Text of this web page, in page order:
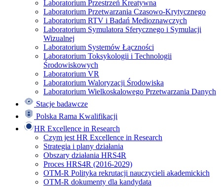
Laboratorium Przestrzeń Kreatywna
Laboratorium Przetwarzania Czasowo-Krytycznego
Laboratorium RTV i Badań Medioznawczych
Laboratorium Symulatora Sferycznego i Symulacji
Wizualnej
Laboratorium Systemów Łączności
Laboratorium Toksykologii i Technologii
Środowiskowych
Laboratorium VR
Laboratorium Waloryzacji Środowiska
Laboratorium Wielkoskalowego Przetwarzania Danych
Stacje badawcze
Polska Rama Kwalifikacji
HR Excellence in Research
Czym jest HR Excellence in Research
Strategia i plany działania
Obszary działania HRS4R
Proces HRS4R (2016-2029)
OTM-R Polityka rekrutacji nauczycieli akademickich
OTM-R dokumenty dla kandydata